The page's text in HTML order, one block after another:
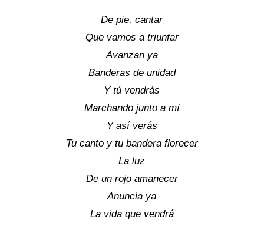
De pie, cantar
Que vamos a triunfar
Avanzan ya
Banderas de unidad
Y tú vendrás
Marchando junto a mí
Y así verás
Tu canto y tu bandera florecer
La luz
De un rojo amanecer
Anuncia ya
La vida que vendrá